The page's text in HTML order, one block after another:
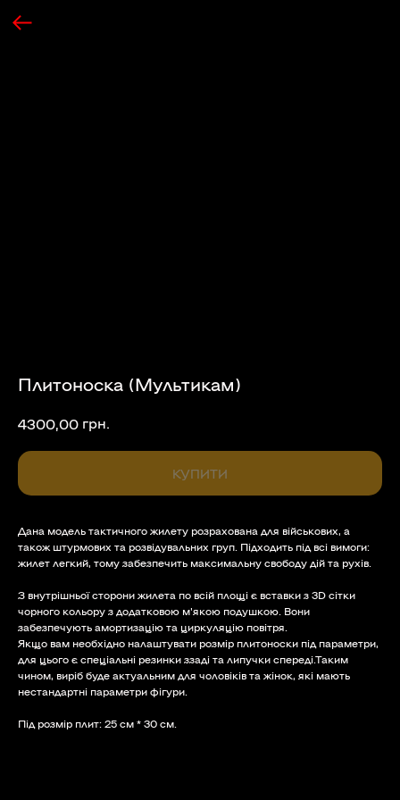
Плитоноска (Мультикам)
4300,00 грн.
КУПИТИ
Дана модель тактичного жилету розрахована для військових, а
також штурмових та розвідувальних груп. Підходить під всі вимоги:
жилет легкий, тому забезпечить максимальну свободу дій та рухів.
З внутрішньої сторони жилета по всій площі є вставки з 3D сітки
чорного кольору з додатковою м'якою подушкою. Вони
забезпечують амортизацію та циркуляцію повітря.
Якщо вам необхідно налаштувати розмір плитоноски під параметри,
для цього є спеціальні резинки ззаді та липучки спереді.Таким
чином, виріб буде актуальним для чоловіків та жінок, які мають
нестандартні параметри фігури.
Під розмір плит: 25 см * 30 см.